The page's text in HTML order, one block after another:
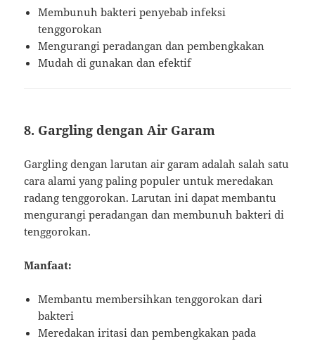
Membunuh bakteri penyebab infeksi
tenggorokan
Mengurangi peradangan dan pembengkakan
Mudah di gunakan dan efektif
8. Gargling dengan Air Garam
Gargling dengan larutan air garam adalah salah satu
cara alami yang paling populer untuk meredakan
radang tenggorokan. Larutan ini dapat membantu
mengurangi peradangan dan membunuh bakteri di
tenggorokan.
Manfaat:
Membantu membersihkan tenggorokan dari
bakteri
Meredakan iritasi dan pembengkakan pada